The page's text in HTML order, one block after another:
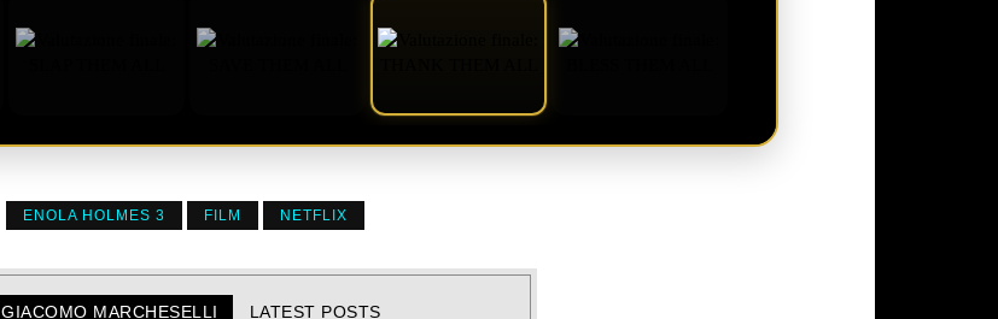
ENOLA HOLMES 3 FILM NETFLIX
GIACOMO MARCHESELLI LATEST POSTS